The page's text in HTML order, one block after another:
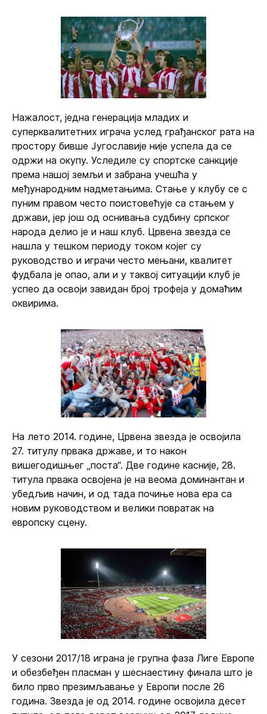
Нажалост, једна генерација младих и
суперквалитетних играча услед грађанског рата на
простору бивше Југославије није успела да се
одржи на окупу. Уследиле су спортске санкције
према нашој земљи и забрана учешћа у
међународним надметањима. Стање у клубу се с
пуним правом често поистовећује са стањем у
држави, јер још од оснивања судбину српског
народа делио је и наш клуб. Црвена звезда се
нашла у тешком периоду током којег су
руководство и играчи често мењани, квалитет
фудбала је опао, али и у таквој ситуацији клуб је
успео да освоји завидан број трофеја у домаћим
оквирима.
На лето 2014. године, Црвена звезда је освојила
27. титулу првака државе, и то након
вишегодишњег „поста“. Две године касније, 28.
титула првака освојена је на веома доминантан и
убедљив начин, и од тада почиње нова ера са
новим руководством и велики повратак на
европску сцену.
У сезони 2017/18 играна је групна фаза Лиге Европе
и обезбеђен пласман у шеснаестину финала што је
било прво презимљавање у Европи после 26
година. Звезда је од 2014. године освојила десет